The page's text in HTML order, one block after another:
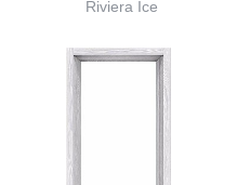
Riviera Ice